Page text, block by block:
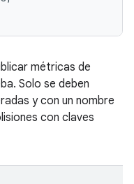
métricas de
Solo se deben
y con un nombre
con claves